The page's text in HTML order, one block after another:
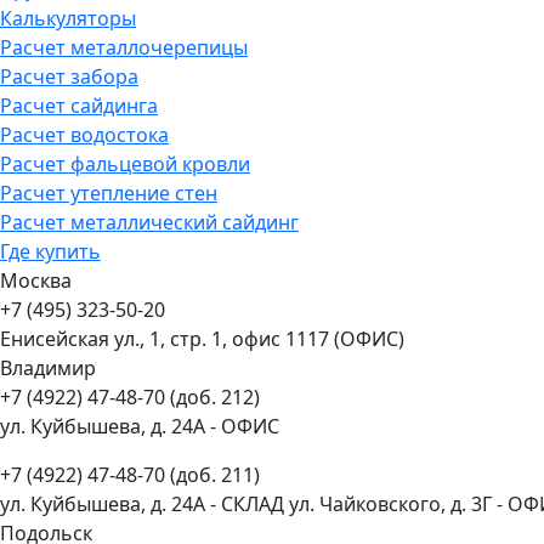
Калькуляторы
Расчет металлочерепицы
Расчет забора
Расчет сайдинга
Расчет водостока
Расчет фальцевой кровли
Расчет утепление стен
Расчет металлический сайдинг
Где купить
Москва
+7 (495) 323-50-20
Енисейская ул., 1, стр. 1, офис 1117 (ОФИС)
Владимир
+7 (4922) 47-48-70 (доб. 212)
ул. Куйбышева, д. 24А - ОФИС
+7 (4922) 47-48-70 (доб. 211)
ул. Куйбышева, д. 24А - СКЛАД ул. Чайковского, д. 3Г -
Подольск